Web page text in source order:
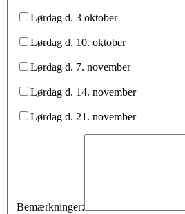
Lørdag d. 3 oktober
Lørdag d. 10. oktober
Lørdag d. 7. november
Lørdag d. 14. november
Lørdag d. 21. november
Bemærkninger: